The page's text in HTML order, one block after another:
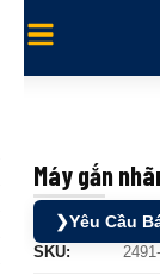
Máy gắn
❯Yêu Cầu
SKU: